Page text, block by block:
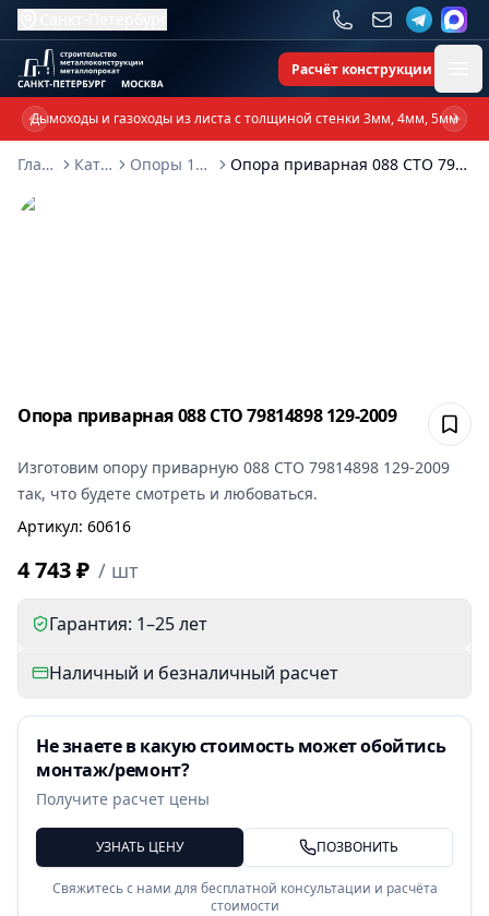
Расчёт конструкции
Дымоходы и газоходы из листа с толщиной стенки 3мм, 4мм, 5мм
Previous slide
Главная
Каталог Опоры 129-2009 Опора приварная 088 СТО 79814898 129-2009
Опора приварная 088 СТО 79814898 129-2009
Изготовим опору приварную 088 СТО 79814898 129-2009
так, что будете смотреть и любоваться.
Артикул: 60616
4 743 ₽ / шт
Гарантия: 1–25 лет
Наличный и безналичный расчет
Не знаете в какую стоимость может обойтись
монтаж/ремонт?
Получите расчет цены
УЗНАТЬ ЦЕНУ ПОЗВОНИТЬ
Свяжитесь с нами для бесплатной консультации и расчёта
стоимости